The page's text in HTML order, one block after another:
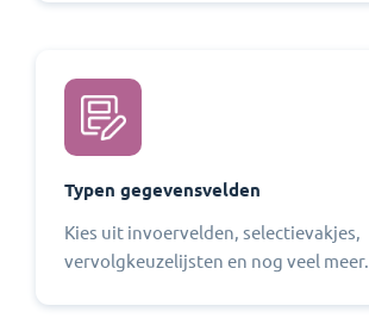
Typen gegevensvelden
Kies uit invoervelden, selectievakjes,
vervolgkeuzelijsten en nog veel meer.